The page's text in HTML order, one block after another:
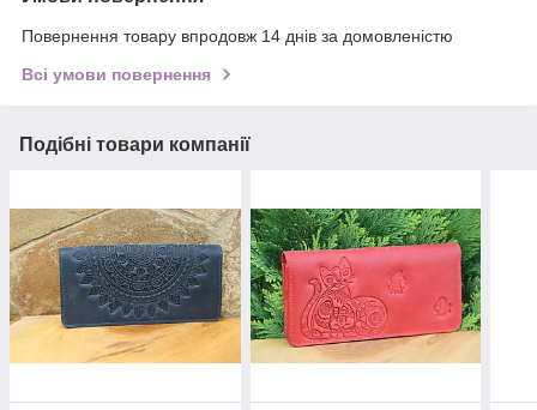
Повернення товару впродовж 14 днів за домовленістю
Всі умови повернення
Подібні товари компанії